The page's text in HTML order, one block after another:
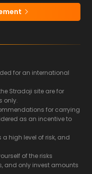
for an international
Stradoji site are for
only.
for carrying
as an incentive to
high level of risk, and
of the risks
and only invest amounts